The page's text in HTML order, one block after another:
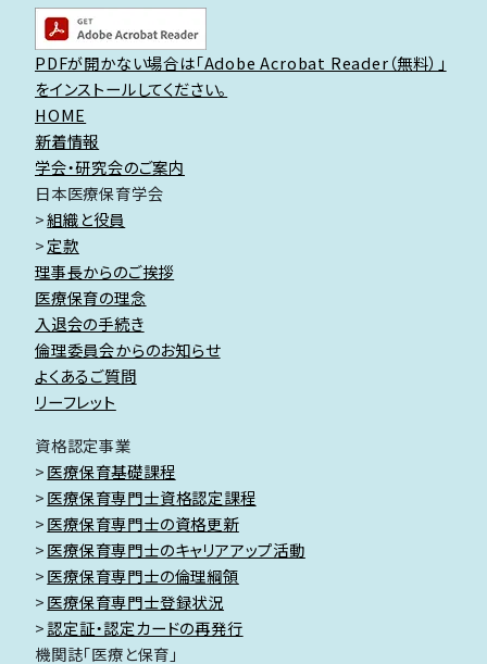
PDFが開かない場合は「Adobe Acrobat Reader（無料）」
をインストールしてください。
HOME
新着情報
学会・研究会のご案内
日本医療保育学会
組織と役員
定款
理事長からのご挨拶
医療保育の理念
入退会の手続き
倫理委員会からのお知らせ
よくあるご質問
リーフレット
資格認定事業
医療保育基礎課程
医療保育専門士資格認定課程
医療保育専門士の資格更新
医療保育専門士のキャリアアップ活動
医療保育専門士の倫理綱領
医療保育専門士登録状況
認定証・認定カードの再発行
機関誌「医療と保育」